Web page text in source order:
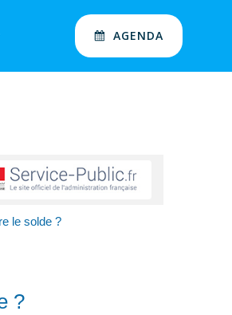
AGENDA
le solde ?
?